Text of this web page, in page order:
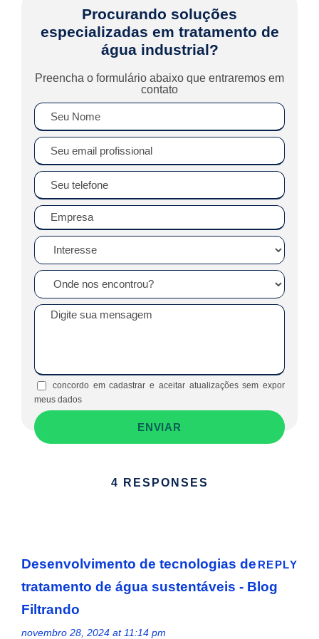
Procurando soluções
especializadas em tratamento de
água industrial?
Preencha o formulário abaixo que entraremos em
contato
concordo em cadastrar e aceitar atualizações sem expor
meus dados
4 RESPONSES
Desenvolvimento de tecnologias de
tratamento de água sustentáveis - Blog
Filtrando
novembro 28, 2024 at 11:14 pm
REPLY